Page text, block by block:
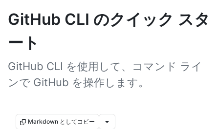
GitHub CLI のクイック スタ
ート
GitHub CLI を使用して、コマンド ライ
ンで GitHub を操作します。
Markdown としてコピー